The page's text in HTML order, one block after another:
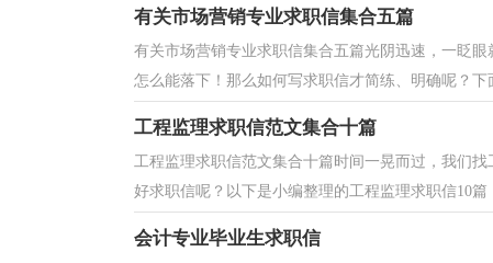
有关市场营销专业求职信集合五篇
有关市场营销专业求职信集合五篇光阴迅速，一眨
怎么能落下！那么如何写求职信才简练、明确呢？
工程监理求职信范文集合十篇
工程监理求职信范文集合十篇时间一晃而过，我们
好求职信呢？以下是小编整理的工程监理求职信10
会计专业毕业生求职信